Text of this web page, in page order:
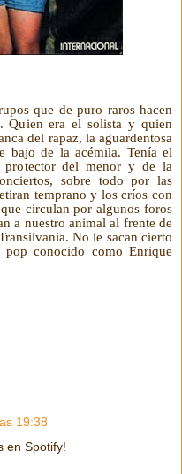
que de puro raros hacen
Quien era el solista y quien
del rapaz, la aguardentosa
bajo de la acémila. Tenía el
protector del menor y de la
sobre todo por las
temprano y los críos con
circulan por algunos foros
a nuestro animal al frente de
No le sacan cierto
conocido como Enrique
19:38
en Spotify!